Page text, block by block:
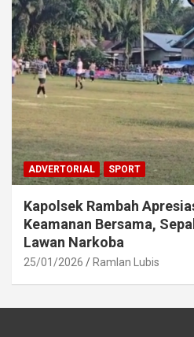
ADVERTORIAL SPORT
Kapolsek Rambah
Keamanan Bersama,
Lawan Narkoba
25/01/2026 Ramlan Lubis